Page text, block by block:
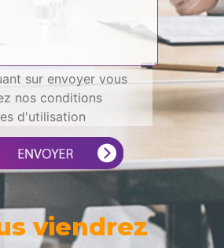
sur envoyer vous
nos conditions
d'utilisation
viendrez